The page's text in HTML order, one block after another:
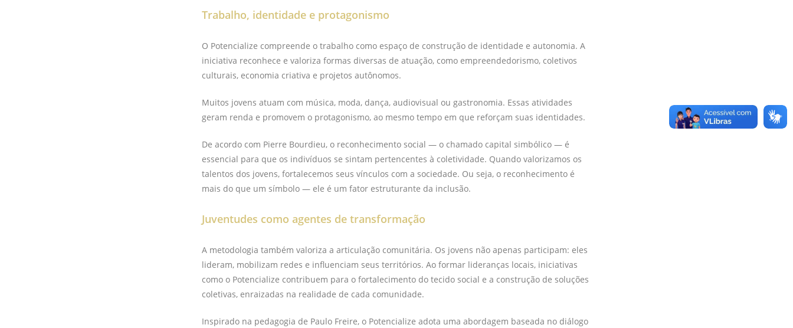
Trabalho, identidade e protagonismo
O Potencialize compreende o trabalho como espaço de construção de identidade e autonomia. A
iniciativa reconhece e valoriza formas diversas de atuação, como empreendedorismo, coletivos
culturais, economia criativa e projetos autônomos.
Muitos jovens atuam com música, moda, dança, audiovisual ou gastronomia. Essas atividades
geram renda e promovem o protagonismo, ao mesmo tempo em que reforçam suas identidades.
De acordo com Pierre Bourdieu, o reconhecimento social — o chamado capital simbólico — é
essencial para que os indivíduos se sintam pertencentes à coletividade. Quando valorizamos os
talentos dos jovens, fortalecemos seus vínculos com a sociedade. Ou seja, o reconhecimento é
mais do que um símbolo — ele é um fator estruturante da inclusão.
Juventudes como agentes de transformação
A metodologia também valoriza a articulação comunitária. Os jovens não apenas participam: eles
lideram, mobilizam redes e influenciam seus territórios. Ao formar lideranças locais, iniciativas
como o Potencialize contribuem para o fortalecimento do tecido social e a construção de soluções
coletivas, enraizadas na realidade de cada comunidade.
Inspirado na pedagogia de Paulo Freire, o Potencialize adota uma abordagem baseada no diálogo